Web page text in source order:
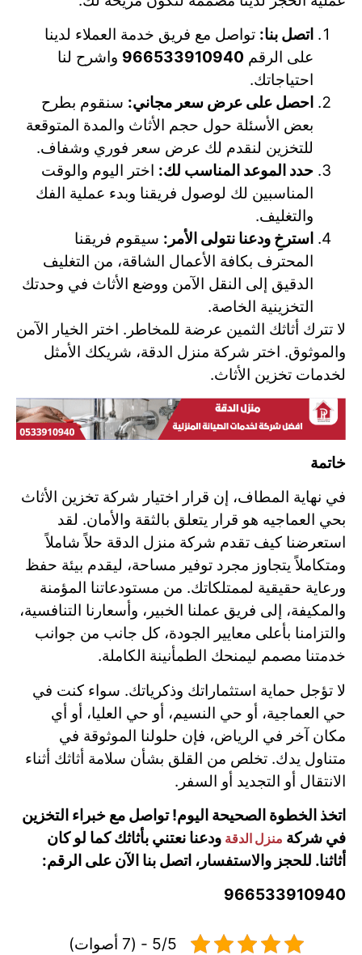
اتصل بنا: تواصل مع فريق خدمة العملاء لدينا
على الرقم 966533910940 واشرح لنا
احتياجاتك.
احصل على عرض سعر مجاني: سنقوم بطرح
بعض الأسئلة حول حجم الأثاث والمدة المتوقعة
للتخزين لنقدم لك عرض سعر فوري وشفاف.
حدد الموعد المناسب لك: اختر اليوم والوقت
المناسبين لك لوصول فريقنا وبدء عملية الفك
والتغليف.
استرخِ ودعنا نتولى الأمر: سيقوم فريقنا
المحترف بكافة الأعمال الشاقة، من التغليف
الدقيق إلى النقل الآمن ووضع الأثاث في وحدتك
التخزينية الخاصة.
لا تترك أثاثك الثمين عرضة للمخاطر. اختر الخيار الآمن
والموثوق. اختر شركة منزل الدقة، شريكك الأمثل
لخدمات تخزين الأثاث.
خاتمة
في نهاية المطاف، إن قرار اختيار شركة تخزين الأثاث
بحي العماجيه هو قرار يتعلق بالثقة والأمان. لقد
استعرضنا كيف تقدم شركة منزل الدقة حلاً شاملاً
ومتكاملاً يتجاوز مجرد توفير مساحة، ليقدم بيئة حفظ
ورعاية حقيقية لممتلكاتك. من مستودعاتنا المؤمنة
والمكيفة، إلى فريق عملنا الخبير، وأسعارنا التنافسية،
والتزامنا بأعلى معايير الجودة، كل جانب من جوانب
خدمتنا مصمم ليمنحك الطمأنينة الكاملة.
لا تؤجل حماية استثماراتك وذكرياتك. سواء كنت في
حي العماجية، أو حي النسيم، أو حي العليا، أو أي
مكان آخر في الرياض، فإن حلولنا الموثوقة في
متناول يدك. تخلص من القلق بشأن سلامة أثاثك أثناء
الانتقال أو التجديد أو السفر.
اتخذ الخطوة الصحيحة اليوم! تواصل مع خبراء التخزين
في شركة منزل الدقة ودعنا نعتني بأثاثك كما لو كان
أثاثنا. للحجز والاستفسار، اتصل بنا الآن على الرقم:
966533910940
5/5 - (7 أصوات)